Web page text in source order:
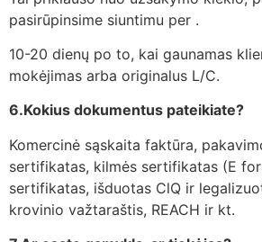
pasirūpinsime siuntimu per .
10-20 dienų po to, kai gaunamas
mokėjimas arba originalus L/C.
6.Kokius dokumentus pateikiate?
Komercinė sąskaita faktūra,
sertifikatas, kilmės sertifikatas (E
sertifikatas, išduotas ClQ ir
krovinio važtaraštis, REACH ir kt.